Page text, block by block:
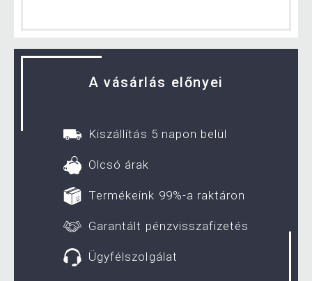
A vásárlás előnyei
Kiszállítás 5 napon belül
Olcsó árak
Termékeink 99%-a raktáron
Garantált pénzvisszafizetés
Ügyfélszolgálat